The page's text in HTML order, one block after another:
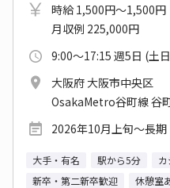
時給 1,500円～1,500円
月収例 225,000円
9:00～17:15 週5日 (土
大阪府 大阪市中央区
OsakaMetro谷町線 谷
2026年10月上旬～長期
大手・有名 駅から5分
新卒・第二新卒歓迎
休憩室